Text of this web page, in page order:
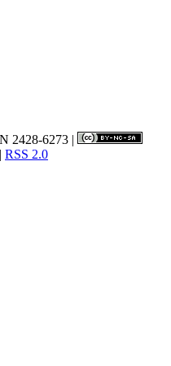
2428-6273 |
| RSS 2.0